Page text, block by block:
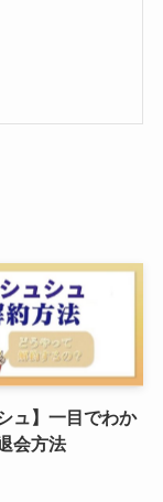
ュ】一目でわか
会方法